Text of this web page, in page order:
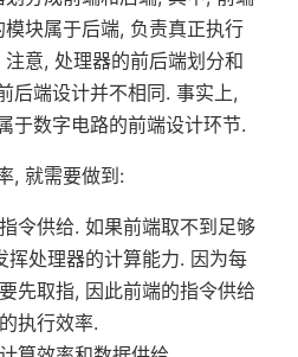
块属于后端, 负责真正执行
意, 处理器的前后端划分和
后端设计并不相同. 事实上,
于数字电路的前端设计环节.
, 就需要做到:
令供给. 如果前端取不到足够
挥处理器的计算能力. 因为每
先取指, 因此前端的指令供给
执行效率.